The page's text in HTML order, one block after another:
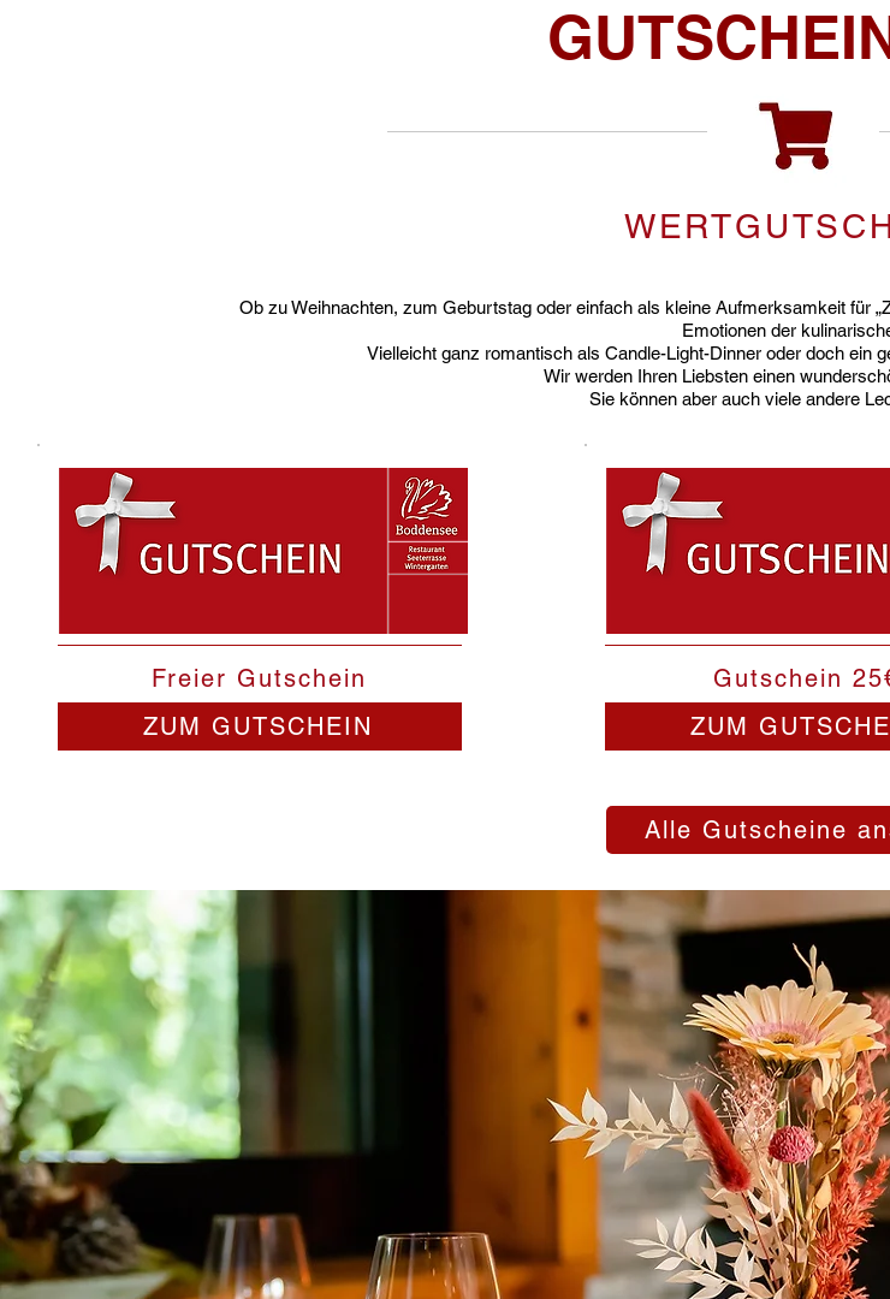
Freier Gutschein
ZUM GUTSCHEIN
Gutschein
ZUM
Alle Gutscheine
Ob zu Weihnachten, zum Geburtstag oder einfach als kleine Aufmerksamkeit für
Emotionen der
Vielleicht ganz romantisch als Candle-Light-Dinner oder doch ein
Wir werden Ihren Liebsten einen
Sie können aber auch viele andere